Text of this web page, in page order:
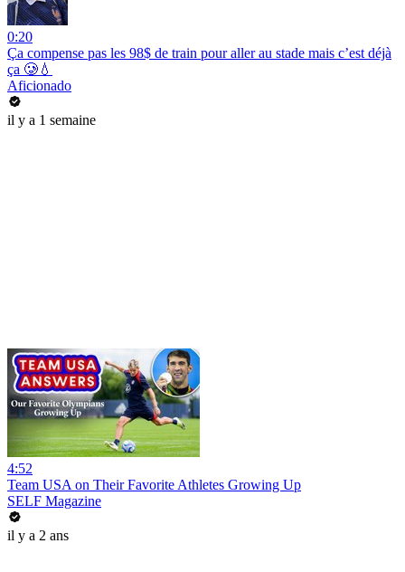
0:20
Ça compense pas les 98$ de train pour aller au stade mais c’est déjà
ça 🥲💧
Aficionado
il y a 1 semaine
4:52
Team USA on Their Favorite Athletes Growing Up
SELF Magazine
il y a 2 ans